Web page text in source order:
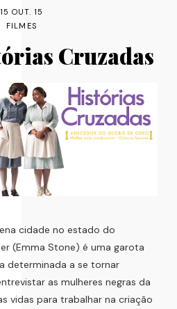
15 OUT. 15
FILMES
Cruzadas
cidade no estado do
(Emma Stone) é uma garota
determinada a se tornar
as mulheres negras da
vidas para trabalhar na criação